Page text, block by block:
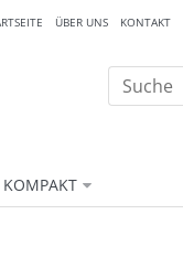
ÜBER UNS KONTAKT
Suche
nach: